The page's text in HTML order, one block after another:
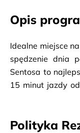
Opis
Idealne miejsce
spędzenie dnia
Sentosa to
15 minut jazdy
bujnych lasów
Polityka